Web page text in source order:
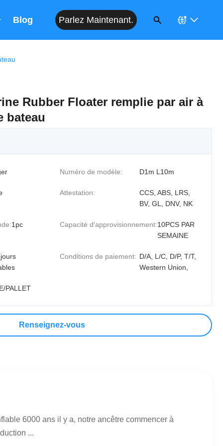
Blog Parlez Maintenant.
Rubber Floater remplie par air à
bateau
Numéro de modèle: D1m L10m
Attestation:
CCS, ABS, LRS,
BV, GL, DNV, NK
1pc Capacité d'approvisionnement:10PCS PAR
SEMAINE
Conditions de paiement: D/A, L/C, D/P, T/T,
Western Union,
PALLET
Renseignez-vous
6000 ans il y a, notre ancêtre commencer à
...